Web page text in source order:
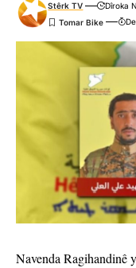
Stêrk TV
Dîroka
Navenda Ragihandinê